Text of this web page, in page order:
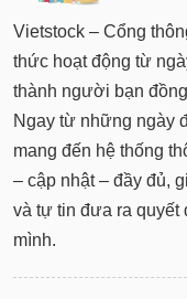
Vietstock – Cổng
thức hoạt động từ
thành người bạn
Ngay từ những ngày
mang đến hệ thống
– cập nhật – đầy đủ,
và tự tin đưa ra quyết
mình.